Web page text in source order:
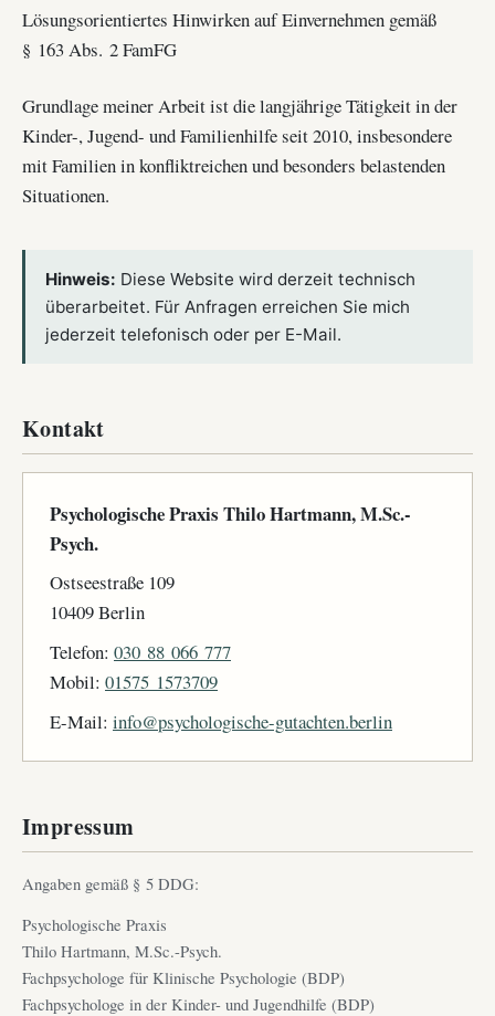
Lösungsorientiertes Hinwirken auf Einvernehmen gemäß
§ 163 Abs. 2 FamFG
Grundlage meiner Arbeit ist die langjährige Tätigkeit in der
Kinder-, Jugend- und Familienhilfe seit 2010, insbesondere
mit Familien in konfliktreichen und besonders belastenden
Situationen.
Hinweis: Diese Website wird derzeit technisch
überarbeitet. Für Anfragen erreichen Sie mich
jederzeit telefonisch oder per E-Mail.
Kontakt
Psychologische Praxis Thilo Hartmann, M.Sc.-
Psych.
Ostseestraße 109
10409 Berlin
Telefon: 030 88 066 777
Mobil: 01575 1573709
E-Mail: info@psychologische-gutachten.berlin
Impressum
Angaben gemäß § 5 DDG:
Psychologische Praxis
Thilo Hartmann, M.Sc.-Psych.
Fachpsychologe für Klinische Psychologie (BDP)
Fachpsychologe in der Kinder- und Jugendhilfe (BDP)